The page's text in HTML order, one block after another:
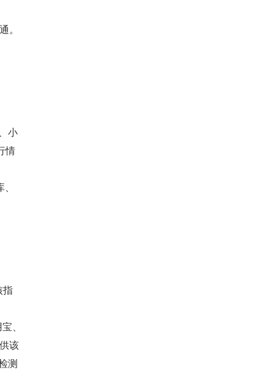
。
小
情
指
、
该
测